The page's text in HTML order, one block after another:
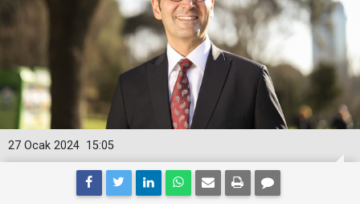
15:05
27 Ocak 2024